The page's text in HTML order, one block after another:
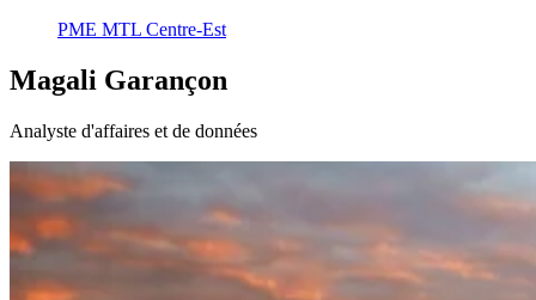
PME MTL Centre-Est
Magali Garançon
Analyste d'affaires et de données